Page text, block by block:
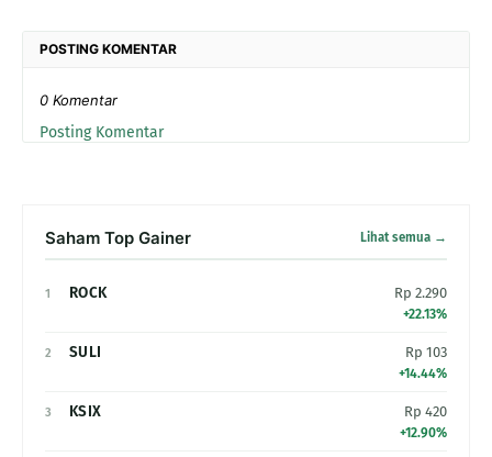
POSTING KOMENTAR
0 Komentar
Posting Komentar
Saham Top Gainer Lihat semua →
1 ROCK Rp 2.290
+22.13%
2 SULI Rp 103
+14.44%
3 KSIX Rp 420
+12.90%